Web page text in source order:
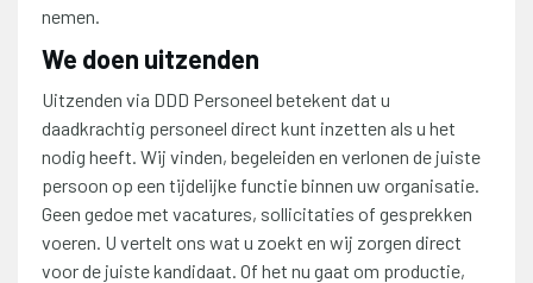
nemen.
We doen uitzenden
Uitzenden via DDD Personeel betekent dat u
daadkrachtig personeel direct kunt inzetten als u het
nodig heeft. Wij vinden, begeleiden en verlonen de juiste
persoon op een tijdelijke functie binnen uw organisatie.
Geen gedoe met vacatures, sollicitaties of gesprekken
voeren. U vertelt ons wat u zoekt en wij zorgen direct
voor de juiste kandidaat. Of het nu gaat om productie,